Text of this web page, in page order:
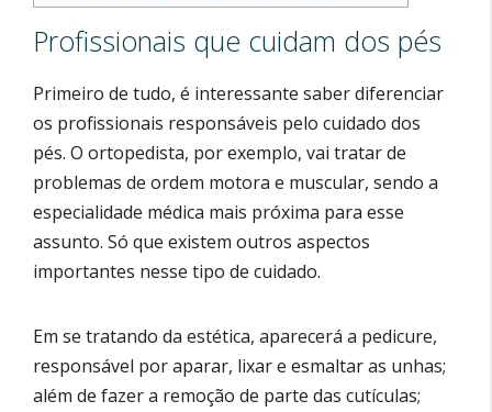
Profissionais que cuidam dos pés
Primeiro de tudo, é interessante saber diferenciar
os profissionais responsáveis pelo cuidado dos
pés. O ortopedista, por exemplo, vai tratar de
problemas de ordem motora e muscular, sendo a
especialidade médica mais próxima para esse
assunto. Só que existem outros aspectos
importantes nesse tipo de cuidado.
Em se tratando da estética, aparecerá a pedicure,
responsável por aparar, lixar e esmaltar as unhas;
além de fazer a remoção de parte das cutículas;